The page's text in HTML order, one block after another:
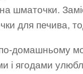
на шматочки.
для печива,
домашньому
і ягодами